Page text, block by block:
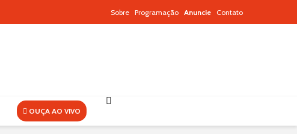
Sobre Programação Anuncie Contato
OUÇA AO VIVO